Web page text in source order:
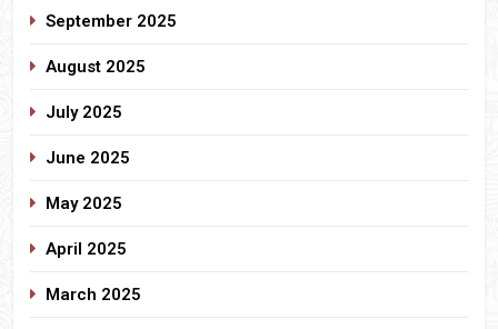
September 2025
August 2025
July 2025
June 2025
May 2025
April 2025
March 2025